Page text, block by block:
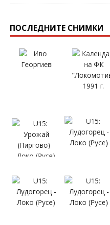
ПОСЛЕДНИТЕ СНИМКИ